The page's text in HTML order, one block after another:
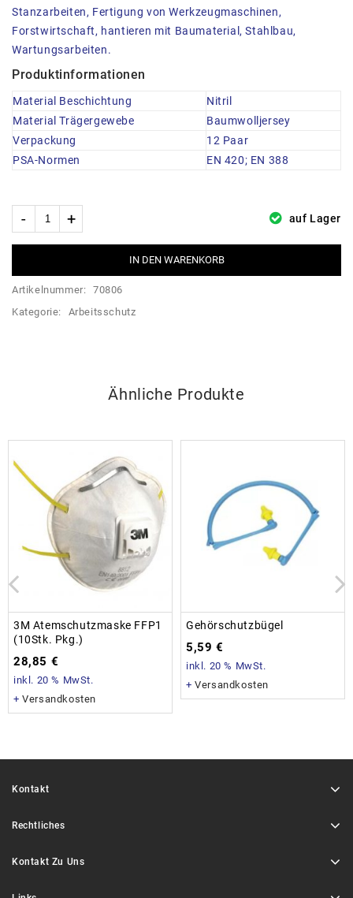
Stanzarbeiten, Fertigung von Werkzeugmaschinen,
Forstwirtschaft, hantieren mit Baumaterial, Stahlbau,
Wartungsarbeiten.
Produktinformationen
Material Beschichtung
Nitril
Material Trägergewebe
Baumwolljersey
Verpackung
12 Paar
PSA-Normen
EN 420; EN 388
auf Lager
IN DEN WARENKORB
Artikelnummer: 70806
Kategorie:
Arbeitsschutz
Ähnliche Produkte
3M Atemschutzmaske FFP1
(10Stk. Pkg.)
28,85 €
inkl. 20 % MwSt.
+Versandkosten
Gehörschutzbügel
5,59 €
inkl. 20 % MwSt.
+Versandkosten
Kontakt
Rechtliches
Kontakt Zu Uns